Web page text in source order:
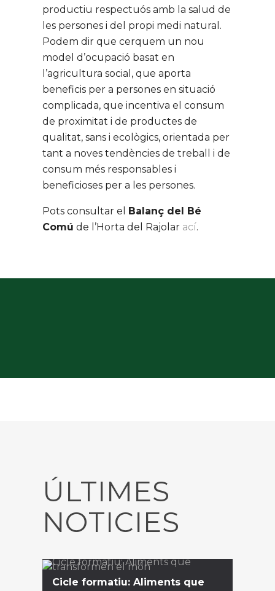
productiu respectuós amb la salud de
les persones i del propi medi natural.
Podem dir que cerquem un nou
model d’ocupació basat en
l’agricultura social, que aporta
beneficis per a persones en situació
complicada, que incentiva el consum
de proximitat i de productes de
qualitat, sans i ecològics, orientada per
tant a noves tendències de treball i de
consum més responsables i
beneficioses per a les persones.
Pots consultar el Balanç del Bé
Comú de l’Horta del Rajolar ací.
ÚLTIMES
NOTICIES
Cicle formatiu: Aliments que